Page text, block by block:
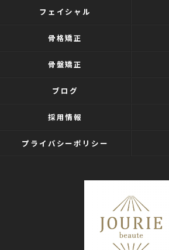
フェイシャル
骨格矯正
骨盤矯正
ブログ
採用情報
プライバシーポリシー